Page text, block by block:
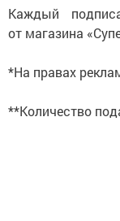
Каждый
от магазина
*На правах
**Количество